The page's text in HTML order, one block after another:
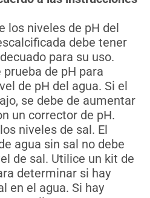
los niveles de pH del
debe tener
para su uso.
de pH para
de pH del agua. Si el
se debe de aumentar
un corrector de pH.
niveles de sal. El
agua sin sal no debe
de sal. Utilice un kit de
determinar si hay
en el agua. Si hay